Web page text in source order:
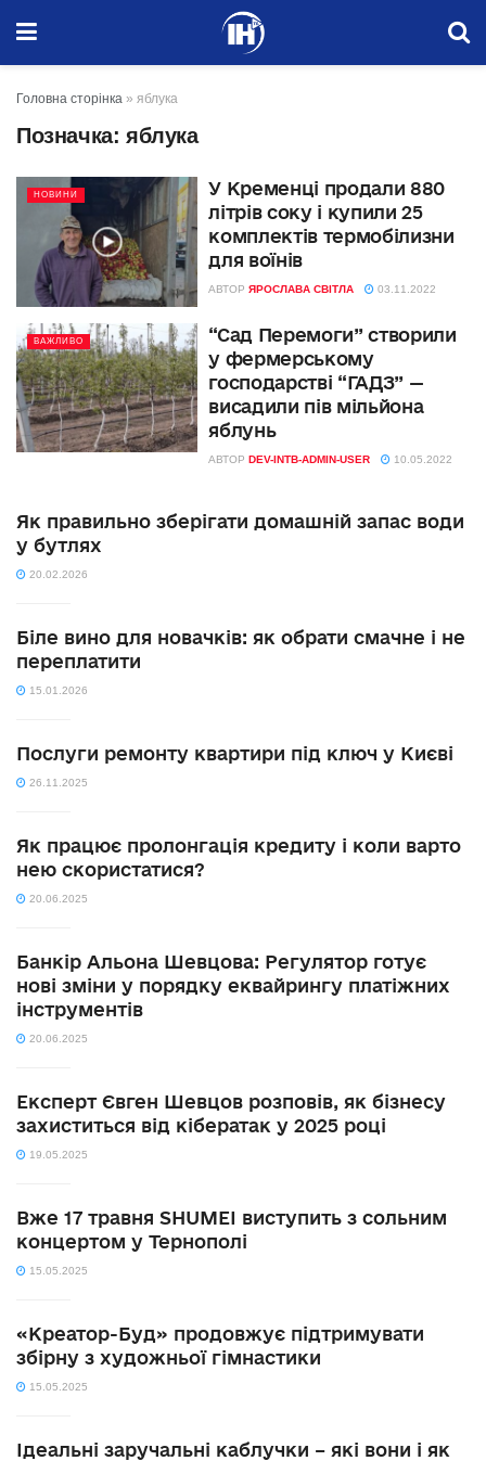
Головна сторінка » яблука
Позначка: яблука
НОВИНИ
У Кременці продали 880
літрів соку і купили 25
комплектів термобілизни
для воїнів
АВТОР ЯРОСЛАВА СВІТЛА 03.11.2022
ВАЖЛИВО
“Сад Перемоги” створили
у фермерському
господарстві “ГАДЗ” —
висадили пів мільйона
яблунь
АВТОР DEV-INTB-ADMIN-USER 10.05.2022
Як правильно зберігати домашній запас води
у бутлях
20.02.2026
Біле вино для новачків: як обрати смачне і не
переплатити
15.01.2026
Послуги ремонту квартири під ключ у Києві
26.11.2025
Як працює пролонгація кредиту і коли варто
нею скористатися?
20.06.2025
Банкір Альона Шевцова: Регулятор готує
нові зміни у порядку еквайрингу платіжних
інструментів
20.06.2025
Експерт Євген Шевцов розповів, як бізнесу
захиститься від кібератак у 2025 році
19.05.2025
Вже 17 травня SHUMEI виступить з сольним
концертом у Тернополі
15.05.2025
«Креатор-Буд» продовжує підтримувати
збірну з художньої гімнастики
15.05.2025
Ідеальні заручальні каблучки – які вони і як